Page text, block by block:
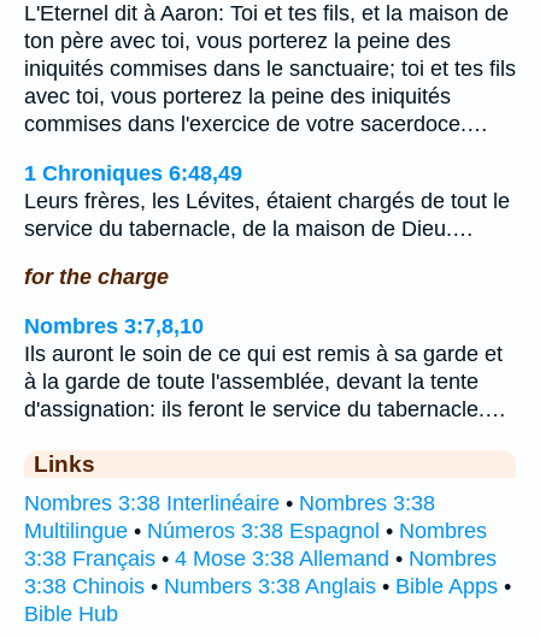
L'Eternel dit à Aaron: Toi et tes fils, et la maison de
ton père avec toi, vous porterez la peine des
iniquités commises dans le sanctuaire; toi et tes fils
avec toi, vous porterez la peine des iniquités
commises dans l'exercice de votre sacerdoce.…
1 Chroniques 6:48,49
Leurs frères, les Lévites, étaient chargés de tout le
service du tabernacle, de la maison de Dieu.…
for the charge
Nombres 3:7,8,10
Ils auront le soin de ce qui est remis à sa garde et
à la garde de toute l'assemblée, devant la tente
d'assignation: ils feront le service du tabernacle.…
Links
Nombres 3:38 Interlinéaire • Nombres 3:38
Multilingue • Números 3:38 Espagnol • Nombres
3:38 Français • 4 Mose 3:38 Allemand • Nombres
3:38 Chinois • Numbers 3:38 Anglais • Bible Apps •
Bible Hub